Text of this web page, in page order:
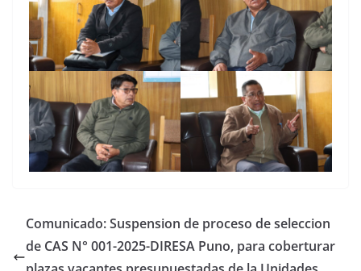
Comunicado: Suspension de proceso de seleccion
de CAS N° 001-2025-DIRESA Puno, para coberturar